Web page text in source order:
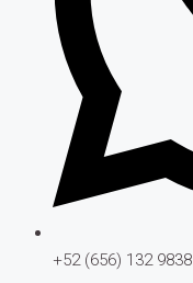
+52 (656) 132 9838